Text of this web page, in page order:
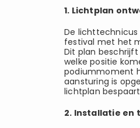
1. Lichtplan
De
festival met het
Dit plan
welke positie
podiummoment
aansturing is
lichtplan
2. Installatie en